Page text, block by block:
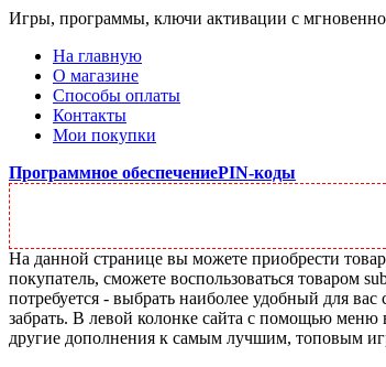
Игры, программы, ключи активации с
На главную
О магазине
Способы оплаты
Контакты
Мои покупки
Программное обеспечениеPIN-коды
На данной странице вы можете приобрести
покупатель, сможете воспользоваться товаром
потребуется - выбрать наиболее удобный для
забрать. В левой колонке сайта с помощью
другие дополнения к самым лучшим, топовым